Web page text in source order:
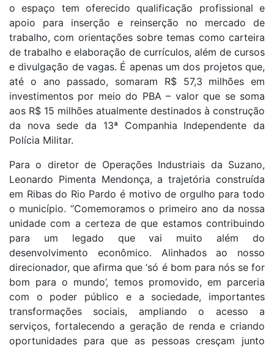
o espaço tem oferecido qualificação profissional e
apoio para inserção e reinserção no mercado de
trabalho, com orientações sobre temas como carteira
de trabalho e elaboração de currículos, além de cursos
e divulgação de vagas. É apenas um dos projetos que,
até o ano passado, somaram R$ 57,3 milhões em
investimentos por meio do PBA – valor que se soma
aos R$ 15 milhões atualmente destinados à construção
da nova sede da 13ª Companhia Independente da
Polícia Militar.
Para o diretor de Operações Industriais da Suzano,
Leonardo Pimenta Mendonça, a trajetória construída
em Ribas do Rio Pardo é motivo de orgulho para todo
o município. “Comemoramos o primeiro ano da nossa
unidade com a certeza de que estamos contribuindo
para um legado que vai muito além do
desenvolvimento econômico. Alinhados ao nosso
direcionador, que afirma que ‘só é bom para nós se for
bom para o mundo’, temos promovido, em parceria
com o poder público e a sociedade, importantes
transformações sociais, ampliando o acesso a
serviços, fortalecendo a geração de renda e criando
oportunidades para que as pessoas cresçam junto